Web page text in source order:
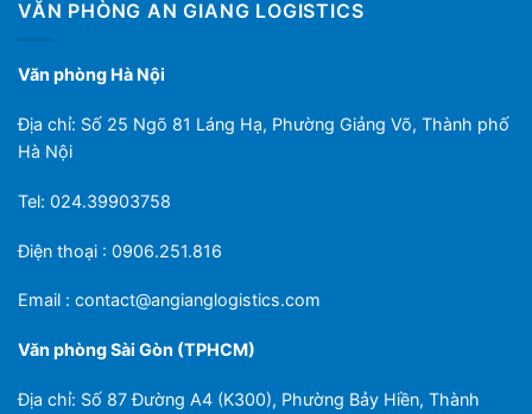
VĂN PHÒNG AN GIANG LOGISTICS
Văn phòng Hà Nội
Địa chỉ: Số 25 Ngõ 81 Láng Hạ, Phường Giảng Võ, Thành phố
Hà Nội
Tel: 024.39903758
Điện thoại : 0906.251.816
Email : contact@angianglogistics.com
Văn phòng Sài Gòn (TPHCM)
Địa chỉ: Số 87 Đường A4 (K300), Phường Bảy Hiền, Thành